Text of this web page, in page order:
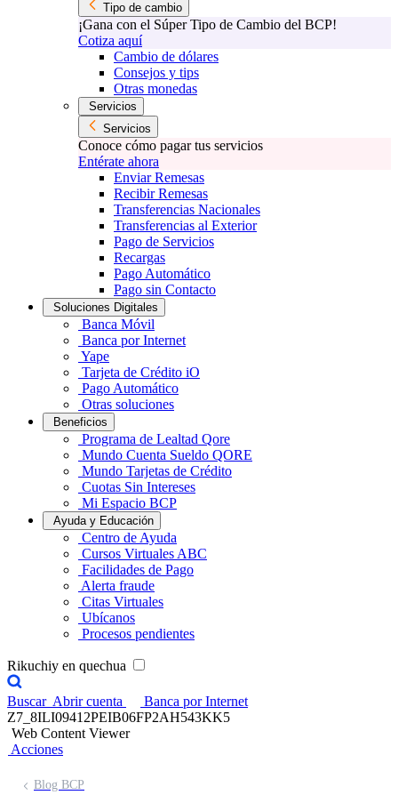
Tipo de cambio
¡Gana con el Súper Tipo de Cambio del BCP!
Cotiza aquí
Cambio de dólares
Consejos y tips
Otras monedas
Servicios
Servicios
Conoce cómo pagar tus servicios
Entérate ahora
Enviar Remesas
Recibir Remesas
Transferencias Nacionales
Transferencias al Exterior
Pago de Servicios
Recargas
Pago Automático
Pago sin Contacto
Soluciones Digitales
Banca Móvil
Banca por Internet
Yape
Tarjeta de Crédito iO
Pago Automático
Otras soluciones
Beneficios
Programa de Lealtad Qore
Mundo Cuenta Sueldo QORE
Mundo Tarjetas de Crédito
Cuotas Sin Intereses
Mi Espacio BCP
Ayuda y Educación
Centro de Ayuda
Cursos Virtuales ABC
Facilidades de Pago
Alerta fraude
Citas Virtuales
Ubícanos
Procesos pendientes
Rikuchiy en quechua
Buscar Abrir cuenta
Banca por Internet
Z7_8ILI09412PEIB06FP2AH543KK5
Web Content Viewer
Acciones
Blog BCP